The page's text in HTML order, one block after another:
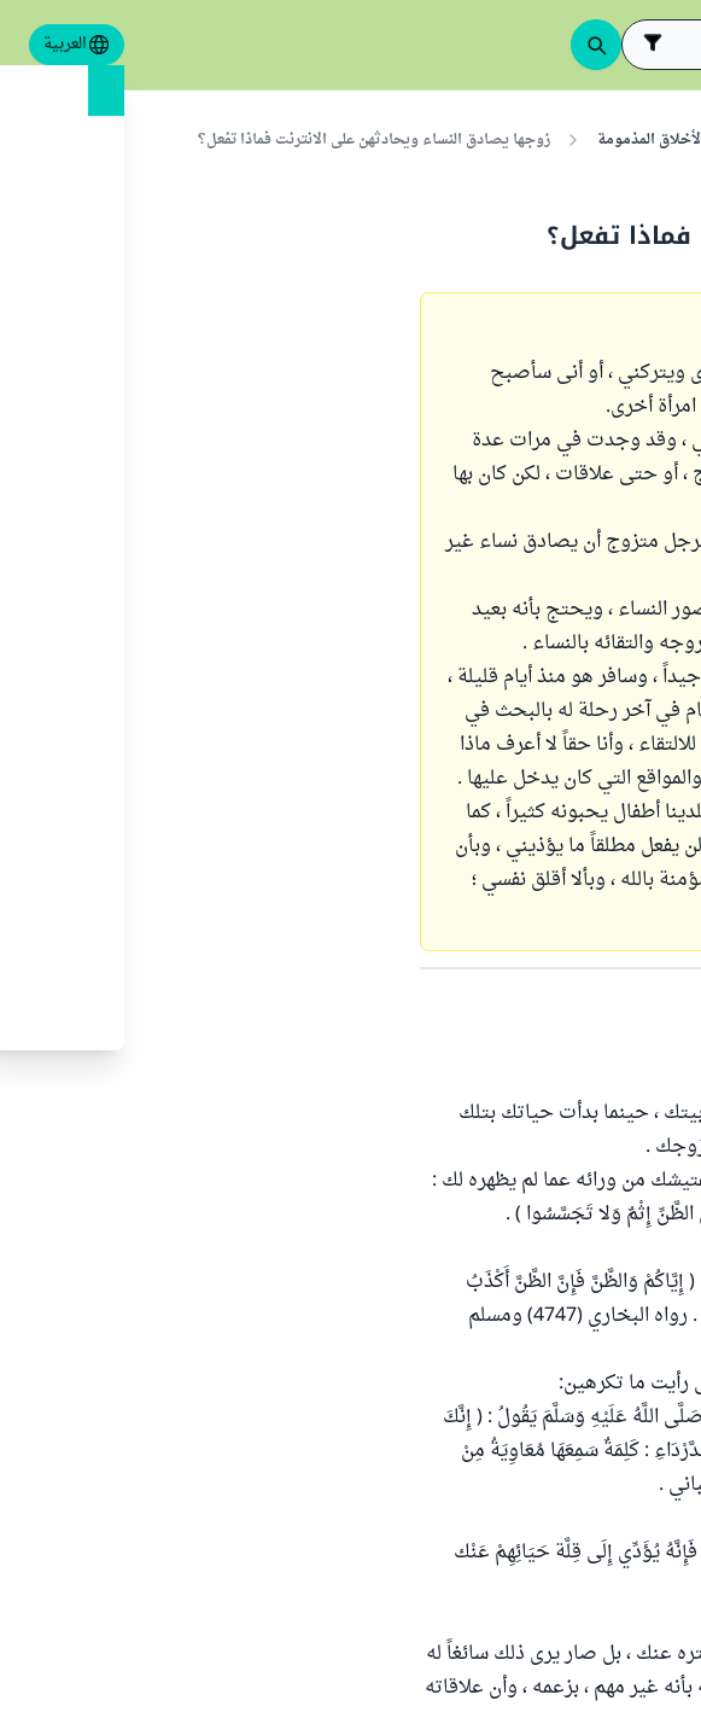
العربية
المذمومة زوجها يصادق النساء ويحادثهن على الانترنت فماذا تفعل؟
تفعل؟
، أو أنى سأصبح
أخرى.
، وقد وجدت في مرات عدة
، أو حتى علاقات ، لكن كان بها
متزوج أن يصادق نساء غير
النساء ، ويحتج بأنه بعيد
والتقائه بالنساء .
، وسافر هو منذ أيام قليلة ،
في آخر رحلة له بالبحث في
، وأنا حقاً لا أعرف ماذا
التي كان يدخل عليها .
أطفال يحبونه كثيراً ، كما
يفعل مطلقاً ما يؤذيني ، وبأن
بالله ، وبألا أقلق نفسي ؛
، حينما بدأت حياتك بتلك
زوجك .
من ورائه عما لم يظهره لك :
الظَّنِّ إِثْمٌ وَلا تَجَسَّسُوا ) .
إِيَّاكُمْ وَالظَّنَّ فَإِنَّ الظَّنَّ أَكْذَبُ
الْحَدِيثِ ، وَلَا تَجَسَّسُوا ، وَلَا تَحَسَّسُوا ، وَلَا تَبَاغَضُوا وَكُونُوا إِخْوَانًا ) . رواه البخاري (4747) ومسلم
ما تكرهين:
اللَّهُ عَلَيْهِ وَسَلَّمَ يَقُولُ : ( إِنَّكَ
: كَلِمَةٌ سَمِعَهَا مُعَاوِيَةُ مِنْ
يُؤَدِّي إِلَى قِلَّة حَيَائِهِمْ عَنْك
عنك ، بل صار يرى ذلك سائغاً له
غير مهم ، بزعمه ، وأن علاقاته